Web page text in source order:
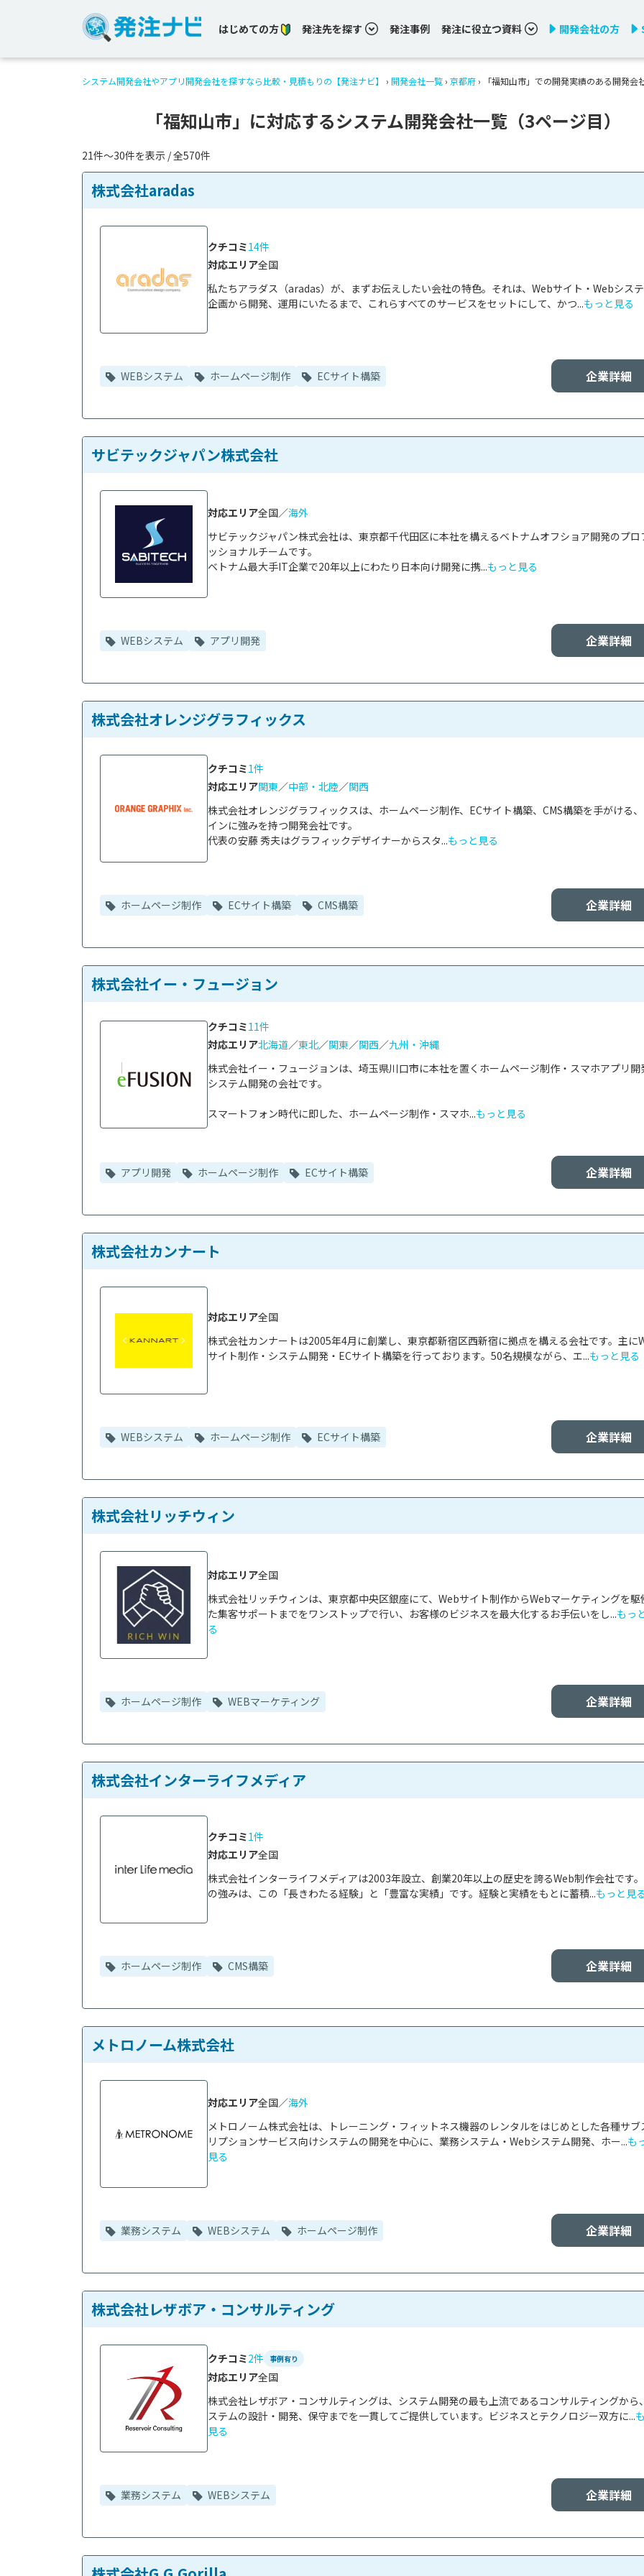
はじめての方 発注先を探す 発注事例 発注に役立つ資料 開発会社の方
システム開発会社やアプリ開発会社を探すなら比較・見積もりの【発注ナビ】 › 開発会社一覧 › 京都府 › 「福知山市」での開発実績のある開発会
「福知山市」に対応するシステム開発会社一覧（3ページ目）
21件〜30件を表示 / 全570件
株式会社aradas
私たちアラダス（aradas）が、まずお伝えしたい会社の特色。それは、Webサイト・Webシス
企画から開発、運用にいたるまで、これらすべてのサービスをセットにして、かつ...もっと見る
クチコミ14件
対応エリア全国
企業詳細
WEBシステム ホームページ制作 ECサイト構築
サビテックジャパン株式会社
サビテックジャパン株式会社は、東京都千代田区に本社を構えるベトナムオフショア開発のプロ
ッショナルチームです。
ベトナム最大手IT企業で20年以上にわたり日本向け開発に携...もっと見る
対応エリア全国／海外
企業詳細
WEBシステム アプリ開発
株式会社オレンジグラフィックス
株式会社オレンジグラフィックスは、ホームページ制作、ECサイト構築、CMS構築を手がける
インに強みを持つ開発会社です。
代表の安藤 秀夫はグラフィックデザイナーからスタ...もっと見る
クチコミ1件
対応エリア関東／中部・北陸／関西
企業詳細
ホームページ制作 ECサイト構築 CMS構築
株式会社イー・フュージョン
株式会社イー・フュージョンは、埼玉県川口市に本社を置くホームページ制作・スマホアプリ開
システム開発の会社です。
スマートフォン時代に即した、ホームページ制作・スマホ...もっと見る
クチコミ11件
対応エリア北海道／東北／関東／関西／九州・沖縄
企業詳細
アプリ開発 ホームページ制作 ECサイト構築
株式会社カンナート
株式会社カンナートは2005年4月に創業し、東京都新宿区西新宿に拠点を構える会社です。主に
サイト制作・システム開発・ECサイト構築を行っております。50名規模ながら、エ...もっと見る
対応エリア全国
企業詳細
WEBシステム ホームページ制作 ECサイト構築
株式会社リッチウィン
株式会社リッチウィンは、東京都中央区銀座にて、Webサイト制作からWebマーケティングを駆
た集客サポートまでをワンストップで行い、お客様のビジネスを最大化するお手伝いをし...もっ
る
対応エリア全国
企業詳細
ホームページ制作 WEBマーケティング
株式会社インターライフメディア
株式会社インターライフメディアは2003年設立、創業20年以上の歴史を誇るWeb制作会社です
の強みは、この「長きわたる経験」と「豊富な実績」です。経験と実績をもとに蓄積...もっと見
クチコミ1件
対応エリア全国
企業詳細
ホームページ制作 CMS構築
メトロノーム株式会社
メトロノーム株式会社は、トレーニング・フィットネス機器のレンタルをはじめとした各種サブ
リプションサービス向けシステムの開発を中心に、業務システム・Webシステム開発、ホー...も
見る
対応エリア全国／海外
企業詳細
業務システム WEBシステム ホームページ制作
株式会社レザボア・コンサルティング
株式会社レザボア・コンサルティングは、システム開発の最も上流であるコンサルティングから
ステムの設計・開発、保守までを一貫してご提供しています。ビジネスとテクノロジー双方に...
見る
クチコミ2件 事例有り
対応エリア全国
企業詳細
業務システム WEBシステム